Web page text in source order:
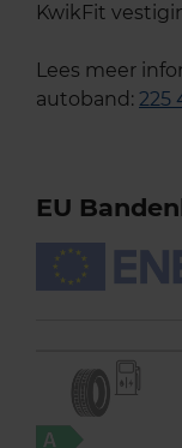
KwikFit
Lees meer
autoband: 225
EU